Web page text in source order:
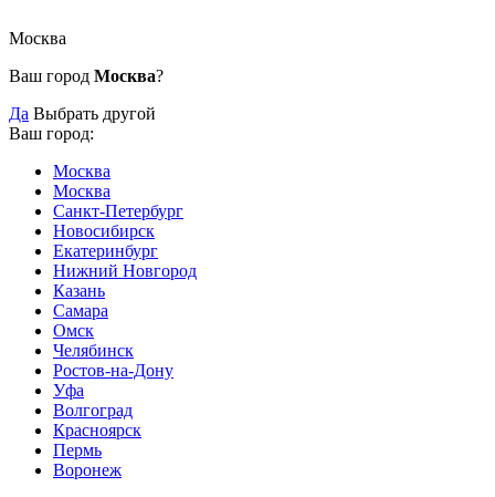
Москва
Ваш город Москва?
Да Выбрать другой
Ваш город:
Москва
Москва
Санкт-Петербург
Новосибирск
Екатеринбург
Нижний Новгород
Казань
Самара
Омск
Челябинск
Ростов-на-Дону
Уфа
Волгоград
Красноярск
Пермь
Воронеж